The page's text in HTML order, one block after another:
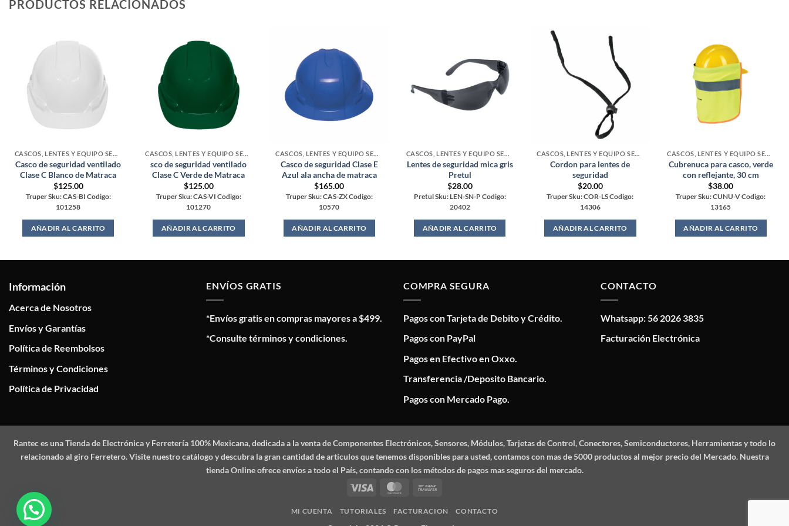
PRODUCTOS RELACIONADOS
CASCOS, LENTES Y EQUIPO SEGURIDAD
Casco de seguridad ventilado
Clase C Blanco de Matraca
$125.00
Truper Sku: CAS-BI Codigo:
101258
AÑADIR AL CARRITO
CASCOS, LENTES Y EQUIPO SEGURIDAD
sco de seguridad ventilado
Clase C Verde de Matraca
$125.00
Truper Sku: CAS-VI Codigo:
101270
AÑADIR AL CARRITO
CASCOS, LENTES Y EQUIPO SEGURIDAD
Casco de seguridad Clase E
Azul ala ancha de matraca
$165.00
Truper Sku: CAS-ZX Codigo:
10570
AÑADIR AL CARRITO
CASCOS, LENTES Y EQUIPO SEGURIDAD
Lentes de seguridad mica gris
Pretul
$28.00
Pretul Sku: LEN-SN-P Codigo:
20402
AÑADIR AL CARRITO
CASCOS, LENTES Y EQUIPO SEGURIDAD
Cordon para lentes de
seguridad
$20.00
Truper Sku: COR-LS Codigo:
14306
AÑADIR AL CARRITO
CASCOS, LENTES Y EQUIPO SEGURIDAD
Cubrenuca para casco, verde
con reflejante, 30 cm
$38.00
Truper Sku: CUNU-V Codigo:
13165
AÑADIR AL CARRITO
Información
Acerca de Nosotros
Envíos y Garantías
Política de Reembolsos
Términos y Condiciones
Política de Privacidad
ENVÍOS GRATIS
*Envíos gratis en compras mayores a $499.
*Consulte términos y condiciones.
COMPRA SEGURA
Pagos con Tarjeta de Debito y Crédito.
Pagos con PayPal
Pagos en Efectivo en Oxxo.
Transferencia /Deposito Bancario.
Pagos con Mercado Pago.
CONTACTO
Whatsapp: 56 2026 3835
Facturación Electrónica
Ranteces una Tienda de Electrónica y Ferretería 100% Mexicana, dedicada a la venta de Componentes Electrónicos, Sensores, Módulos, Tarjetas de Control, Conectores, Semiconductores, Herramientas y todo lo
relacionado al giro Ferretero. Visite nuestro catálogo y descubra la gran cantidad de artículos que tenemos disponibles para usted, contamos con mas de 5000 productos al mejor precio del Mercado. Nuestra
tienda Online ofrece envíos a todo el País, contando con los métodos de pagos mas seguros del mercado.
Visa
MasterCard
MI CUENTA TUTORIALES FACTURACION CONTACTO